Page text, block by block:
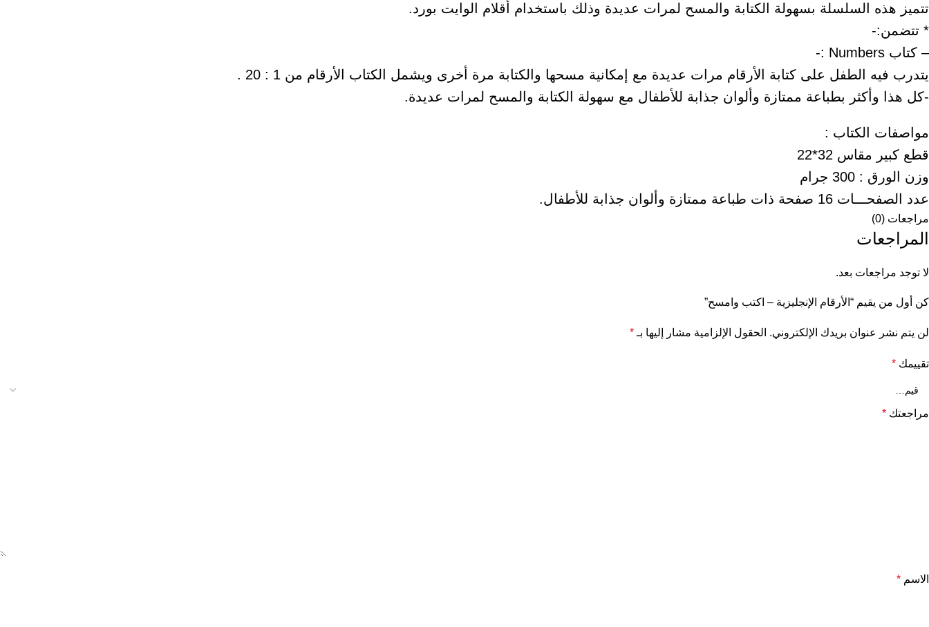
تتميز هذه السلسلة بسهولة الكتابة والمسح لمرات عديدة وذلك باستخدام أقلام الوايت بورد.
* تتضمن:-
– كتاب Numbers :-
يتدرب فيه الطفل على كتابة الأرقام مرات عديدة مع إمكانية مسحها والكتابة مرة أخرى ويشمل الكتاب الأرقام من 1 : 20 .
-كل هذا وأكثر بطباعة ممتازة وألوان جذابة للأطفال مع سهولة الكتابة والمسح لمرات عديدة.
مواصفات الكتاب :
قطع كبير مقاس 32*22
وزن الورق : 300 جرام
عدد الصفحـــات 16 صفحة ذات طباعة ممتازة وألوان جذابة للأطفال.
مراجعات (0)
المراجعات
لا توجد مراجعات بعد.
كن أول من يقيم “الأرقام الإنجليزية – اكتب وامسح”
لن يتم نشر عنوان بريدك الإلكتروني. الحقول الإلزامية مشار إليها بـ *
تقييمك *
مراجعتك *
الاسم *